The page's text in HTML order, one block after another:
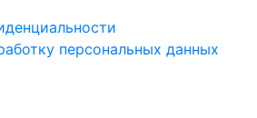
персональных данных